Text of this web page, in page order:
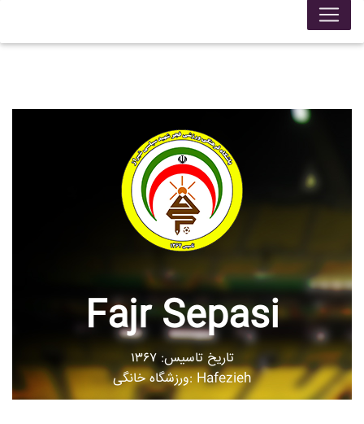
Fajr Sepasi
تاریخ تاسیس: ۱۳۶۷
ورزشگاه خانگی: Hafezieh